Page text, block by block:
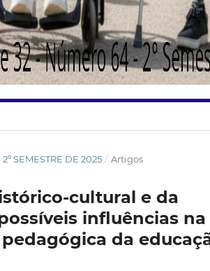
SEMESTRE DE 2025 / Artigos
cultural e da
influências na
da